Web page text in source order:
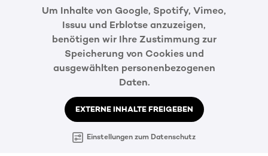
Um Inhalte von Google, Spotify, Vimeo,
Issuu und Erblotse anzuzeigen,
benötigen wir Ihre Zustimmung zur
Speicherung von Cookies und
ausgewählten personenbezogenen
Daten.
EXTERNE INHALTE FREIGEBEN
Einstellungen zum Datenschutz